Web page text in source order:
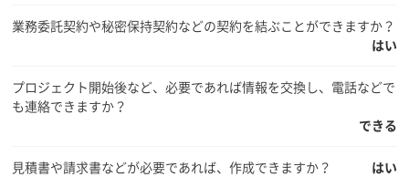
業務委託契約や秘密保持契約などの契約を結ぶことができますか？
はい
プロジェクト開始後など、必要であれば情報を交換し、電話などで
も連絡できますか？
できる
見積書や請求書などが必要であれば、作成できますか？ はい